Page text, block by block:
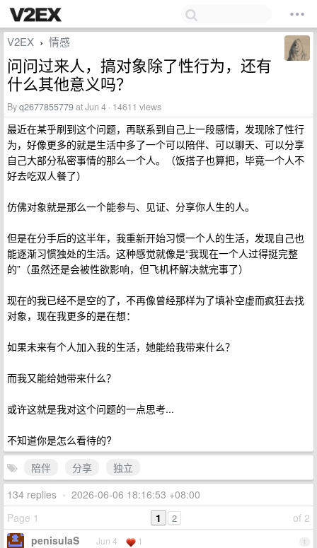
V2EX › 情感
问问过来人，搞对象除了性行为，还有
什么其他意义吗？
Byq2677855779at Jun 4 · 14611 views
最近在某乎刷到这个问题，再联系到自己上一段感情，发现除了性行
为，好像更多的就是生活中多了一个可以陪伴、可以聊天、可以分享
自己大部分私密事情的那么一个人。（饭搭子也算把，毕竟一个人不
好去吃双人餐了）
仿佛对象就是那么一个能参与、见证、分享你人生的人。
但是在分手后的这半年，我重新开始习惯一个人的生活，发现自己也
能逐渐习惯独处的生活。这种感觉就像是“我现在一个人过得挺完整
的”（虽然还是会被性欲影响，但飞机杯解决就完事了）
现在的我已经不是空的了，不再像曾经那样为了填补空虚而疯狂去找
对象，现在我更多的是在想：
如果未来有个人加入我的生活，她能给我带来什么？
而我又能给她带来什么？
或许这就是我对这个问题的一点思考...
不知道你是怎么看待的?
陪伴
分享
独立
134 replies • 2026-06-06 18:16:53 +08:00
Page 1
of 2
1 2
1
penisulaS Jun 4 1